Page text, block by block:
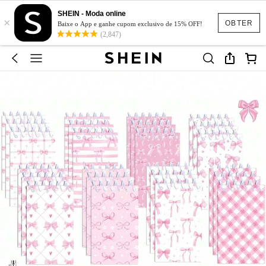
OBTER
×
SHEIN - Moda online
Baixe o App e ganhe cupom exclusivo de 15% OFF!
(2,847)